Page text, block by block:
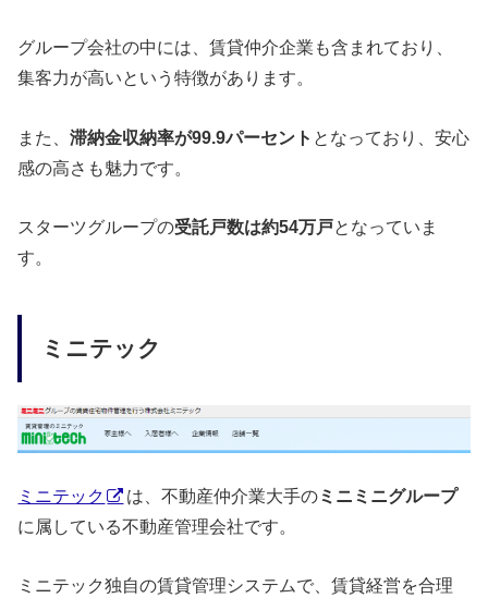
グループ会社の中には、賃貸仲介企業も含まれており、
集客力が高いという特徴があります。
また、滞納金収納率が99.9パーセント となっており、安心
感の高さも魅力です。
スターツグループの受託戸数は約54万戸となっていま
す。
ミニテック
ミニテック は、不動産仲介業大手のミニミニグループ
に属している不動産管理会社です。
ミニテック独自の賃貸管理システムで、賃貸経営を合理